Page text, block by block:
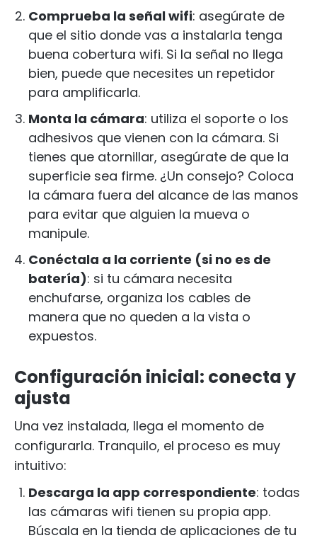
Comprueba la señal wifi: asegúrate de
que el sitio donde vas a instalarla tenga
buena cobertura wifi. Si la señal no llega
bien, puede que necesites un repetidor
para amplificarla.
Monta la cámara: utiliza el soporte o los
adhesivos que vienen con la cámara. Si
tienes que atornillar, asegúrate de que la
superficie sea firme. ¿Un consejo? Coloca
la cámara fuera del alcance de las manos
para evitar que alguien la mueva o
manipule.
Conéctala a la corriente (si no es de
batería): si tu cámara necesita
enchufarse, organiza los cables de
manera que no queden a la vista o
expuestos.
Configuración inicial: conecta y
ajusta
Una vez instalada, llega el momento de
configurarla. Tranquilo, el proceso es muy
intuitivo:
Descarga la app correspondiente: todas
las cámaras wifi tienen su propia app.
Búscala en la tienda de aplicaciones de tu